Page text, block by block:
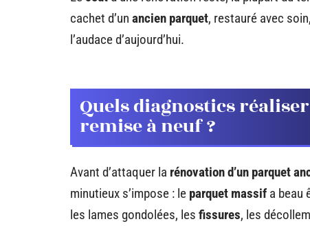
cachet d’un ancien parquet, restauré avec
l’audace d’aujourd’hui.
Quels diagnostics
remise à neuf ?
Avant d’attaquer la rénovation d’un parquet
minutieux s’impose : le parquet massif a beau
les lames gondolées, les fissures, les